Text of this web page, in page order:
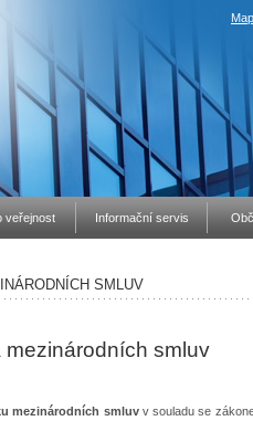
veřejnost Informační servis
SMLUV
smluv
mezinárodních smluvv souladu se